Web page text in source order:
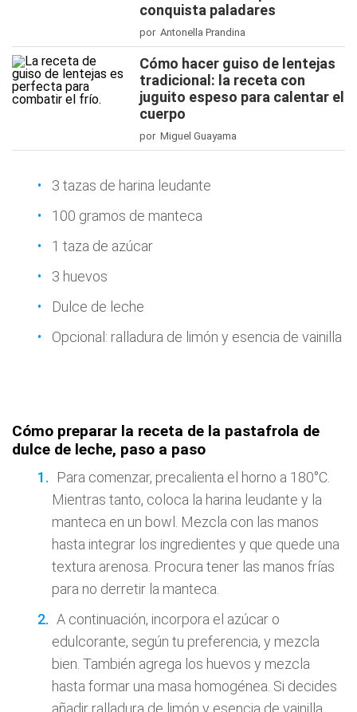
conquista paladares
por Antonella Prandina
Cómo hacer guiso de lentejas
tradicional: la receta con
juguito espeso para calentar el
cuerpo
por Miguel Guayama
3 tazas de harina leudante
100 gramos de manteca
1 taza de azúcar
3 huevos
Dulce de leche
Opcional: ralladura de limón y esencia de vainilla
Cómo preparar la receta de la pastafrola de
dulce de leche, paso a paso
Para comenzar, precalienta el horno a 180°C.
Mientras tanto, coloca la harina leudante y la
manteca en un bowl. Mezcla con las manos
hasta integrar los ingredientes y que quede una
textura arenosa. Procura tener las manos frías
para no derretir la manteca.
A continuación, incorpora el azúcar o
edulcorante, según tu preferencia, y mezcla
bien. También agrega los huevos y mezcla
hasta formar una masa homogénea. Si decides
añadir ralladura de limón y esencia de vainilla,